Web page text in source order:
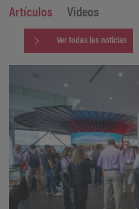
Artículos Videos
Ver todas las noticias